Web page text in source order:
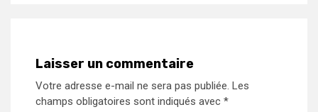
Laisser un commentaire
Votre adresse e-mail ne sera pas publiée. Les
champs obligatoires sont indiqués avec *